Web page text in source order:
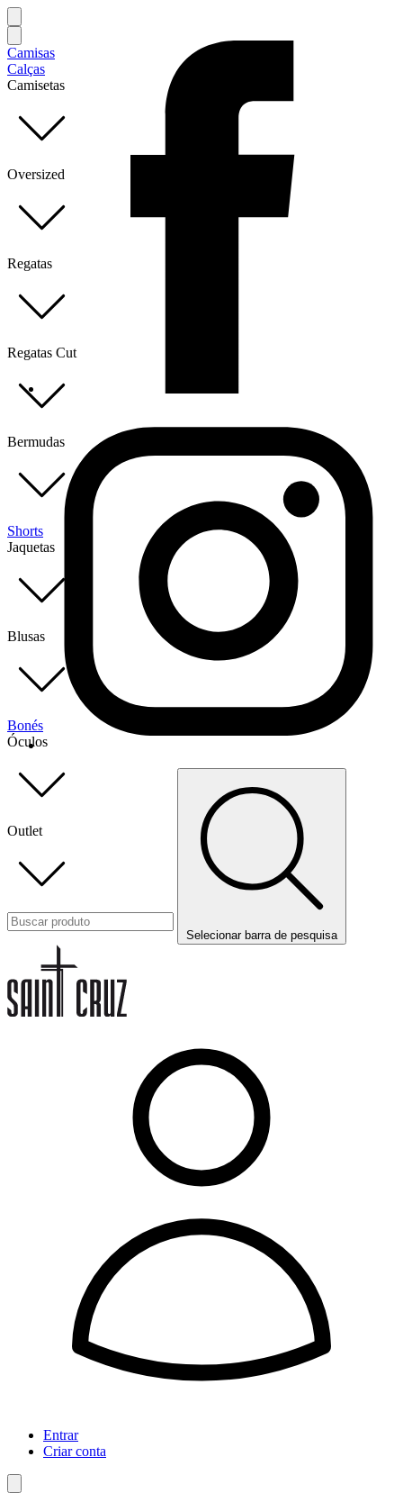
Camisas
Calças
Camisetas
Oversized
Regatas
Regatas Cut
Bermudas
Shorts
Jaquetas
Blusas
Bonés
Óculos
Outlet
Selecionar barra de pesquisa
Entrar
Criar conta